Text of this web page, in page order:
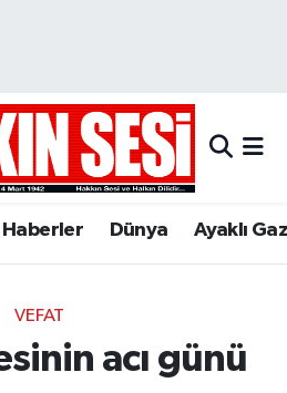
Dünya Ayaklı
VEFAT
acı günü